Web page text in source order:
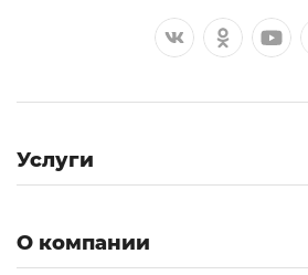
Услуги
О компании